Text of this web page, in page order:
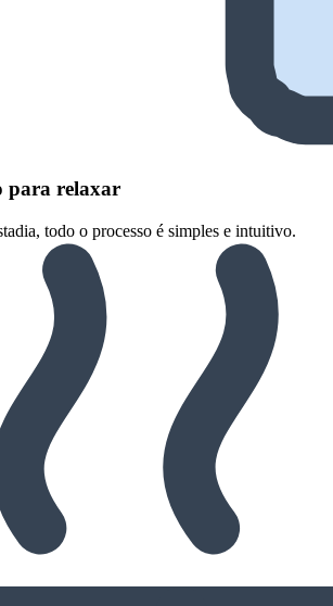
para relaxar
todo o processo é simples e intuitivo.